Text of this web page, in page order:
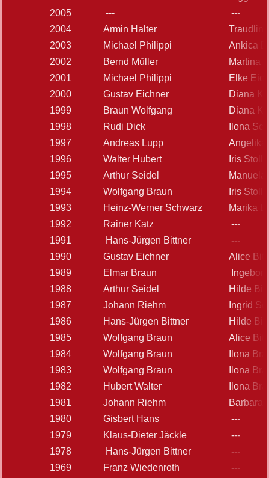
2005
---
---
2004
Armin Halter
2003
Michael Philippi
Ankica
2002
Bernd Müller
Martina
2001
Michael Philippi
Elke
2000
Gustav Eichner
Diana
1999
Braun Wolfgang
Diana
1998
Rudi Dick
Ilona
1997
Andreas Lupp
Angelika
1996
Walter Hubert
Iris Stoll
1995
Arthur Seidel
1994
Wolfgang Braun
Iris Stoll
1993
Heinz-Werner Schwarz
Marika
1992
Rainer Katz
---
1991
Hans-Jürgen Bittner
---
1990
Gustav Eichner
Alice
1989
Elmar Braun
1988
Arthur Seidel
Hilde
1987
Johann Riehm
Ingrid
1986
Hans-Jürgen Bittner
Hilde
1985
Wolfgang Braun
Alice
1984
Wolfgang Braun
Ilona
1983
Wolfgang Braun
Ilona
1982
Hubert Walter
Ilona
1981
Johann Riehm
Barbara
1980
Gisbert Hans
---
1979
Klaus-Dieter Jäckle
---
1978
Hans-Jürgen Bittner
---
1969
Franz Wiedenroth
---